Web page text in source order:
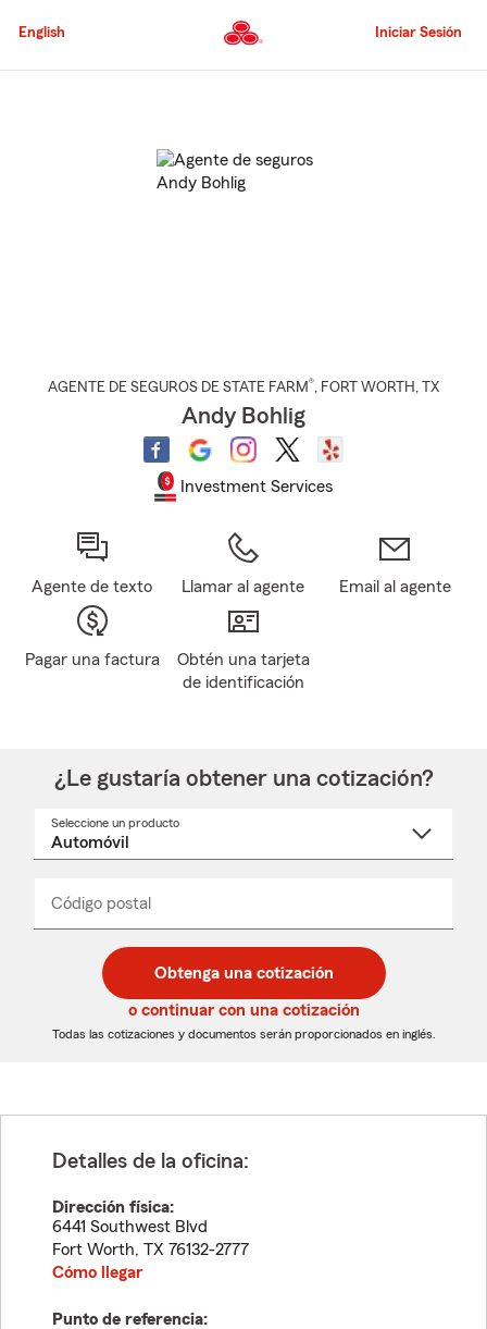
al
principal
English Iniciar Sesión
AGENTE DE SEGUROS DE STATE FARM®, FORT WORTH , TX
Andy Bohlig
Investment Services
Agente de texto Llamar al agente Email al agente
Pagar una factura
Obtén una tarjeta
de identificación
¿Le gustaría obtener una cotización?
Seleccione un producto
desplegable
Código postal
de
5
dígitos
de
5
dígitos
_____
Obtenga una cotización
o continuar con una cotización
Todas las cotizaciones y documentos serán proporcionados en inglés.
Detalles de la oficina:
Dirección física:
6441 Southwest Blvd
Fort Worth, TX 76132-2777
Cómo llegar
Punto de referencia: